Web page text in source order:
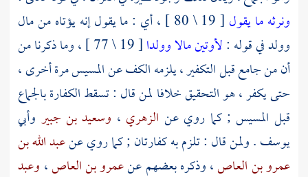
ونرثه ما يقول
[ 19 \ 80 ] ، أي : ما يقول إنه يؤتاه من مال
وولد في قوله :لأوتين مالا وولدا
[ 19 \ 77 ] ، وما ذكرنا من
أن من جامع قبل التكفير ، يلزمه الكف عن المسيس مرة أخرى ،
حتى يكفر ، هو التحقيق خلافا لمن قال : تسقط الكفارة بالجماع
قبل المسيس ; كما روي عن الزهري ، وسعيد بن جبير وأبي
يوسف. ولمن قال : تلزم به كفارتان ; كما روي عنعبد الله بن
عمرو بن العاص، وذكره بعضهم عنعمرو بن العاص، وعبد